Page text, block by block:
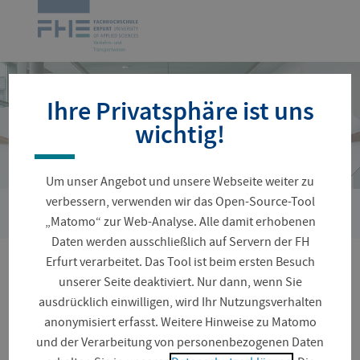
Zur
Navigation
überspringen
sind
hier:
Personenverzeichnis › Zwanziger, Frank
Honorar-Prof. Syndikus
Frank Zwanziger
Ihre Privatsphäre ist uns
wichtig!
Um unser Angebot und unsere Webseite weiter zu
verbessern, verwenden wir das Open-Source-Tool
„Matomo“ zur Web-Analyse. Alle damit erhobenen
Daten werden ausschließlich auf Servern der FH
Erfurt verarbeitet. Das Tool ist beim ersten Besuch
unserer Seite deaktiviert. Nur dann, wenn Sie
ausdrücklich einwilligen, wird Ihr Nutzungsverhalten
anonymisiert erfasst. Weitere Hinweise zu Matomo
und der Verarbeitung von personenbezogenen Daten